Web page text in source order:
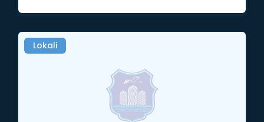
Lokali